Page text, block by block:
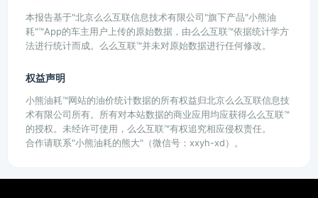
本报告基于"北京么么互联信息技术有限公司"旗下产品"小熊油
耗"™App的车主用户上传的原始数据，由么么互联™依据统计学方
法进行统计而成。么么互联™并未对原始数据进行任何修改。
权益声明
小熊油耗™网站的油价统计数据的所有权益归北京么么互联信息技
术有限公司所有。所有对本站数据的商业应用均应获得么么互联™
的授权。未经许可使用，么么互联™有权追究相应侵权责任。
合作请联系"小熊油耗的熊大"（微信号：xxyh-xd）。